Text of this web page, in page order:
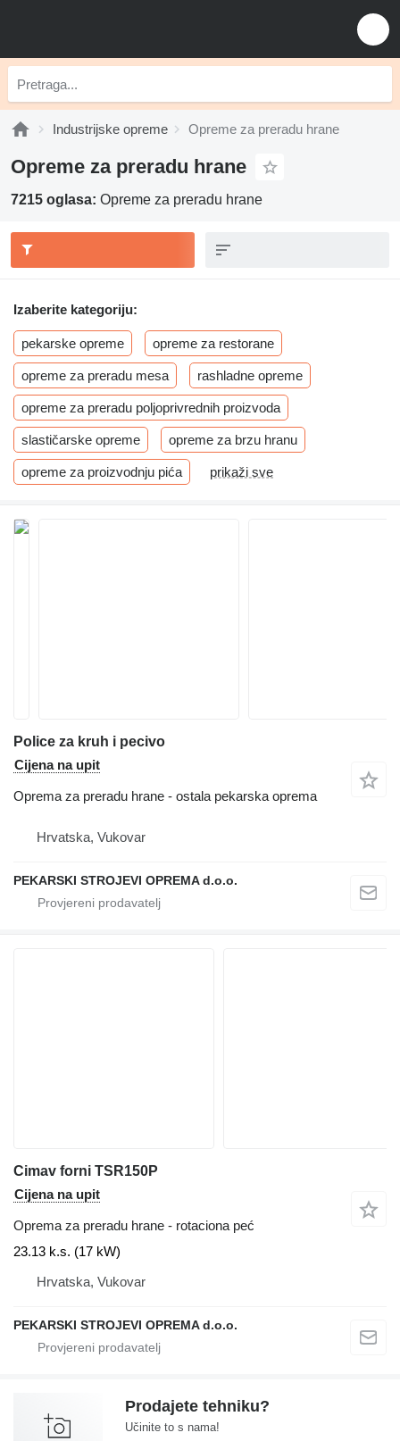
Industrijske opreme Opreme za preradu hrane
Opreme za preradu hrane
7215 oglasa: Opreme za preradu hrane
Izaberite kategoriju:
pekarske opreme opreme za restorane
opreme za preradu mesa rashladne opreme
opreme za preradu poljoprivrednih proizvoda
slastičarske opreme opreme za brzu hranu
opreme za proizvodnju pića prikaži sve
Police za kruh i pecivo
Cijena na upit
Oprema za preradu hrane - ostala pekarska oprema
Hrvatska, Vukovar
PEKARSKI STROJEVI OPREMA d.o.o.
Cimav forni TSR150P
Cijena na upit
Oprema za preradu hrane - rotaciona peć
23.13 k.s. (17 kW)
Hrvatska, Vukovar
PEKARSKI STROJEVI OPREMA d.o.o.
Prodajete tehniku?
Učinite to s nama!